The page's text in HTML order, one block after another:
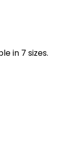
in 7 sizes.